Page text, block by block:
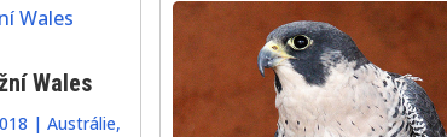
Wales
| Austrálie,